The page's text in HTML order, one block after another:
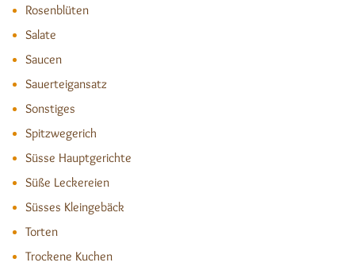
Rosenblüten
Salate
Saucen
Sauerteigansatz
Sonstiges
Spitzwegerich
Süsse Hauptgerichte
Süße Leckereien
Süsses Kleingebäck
Torten
Trockene Kuchen